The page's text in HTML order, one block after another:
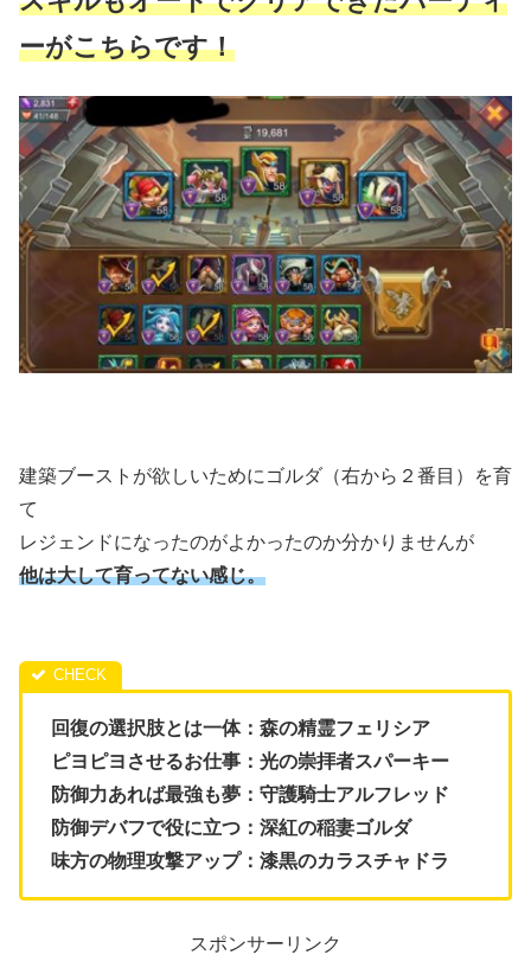
ーがこちらです！
建築ブーストが欲しいためにゴルダ（右から２番目）を育
て
レジェンドになったのがよかったのか分かりませんが
他は大して育ってない感じ。
回復の選択肢とは一体：森の精霊フェリシア
ピヨピヨさせるお仕事：光の崇拝者スパーキー
防御力あれば最強も夢：守護騎士アルフレッド
防御デバフで役に立つ：深紅の稲妻ゴルダ
味方の物理攻撃アップ：漆黒のカラスチャドラ
スポンサーリンク